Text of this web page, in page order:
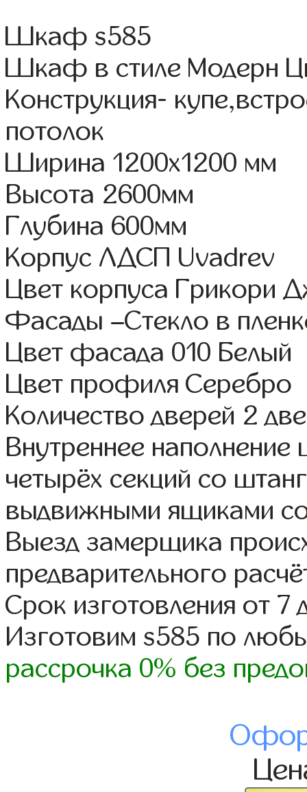
Шкаф s585
Шкаф в стиле Модерн
Конструкция-
потолок
Ширина 1200x1200 мм
Высота 2600мм
Глубина 600мм
Корпус ЛДСП Uvadrev
Цвет корпуса Грикори
Фасады –Стекло в
Цвет фасада 010 Белый
Цвет профиля Серебро
Количество дверей 2
Внутреннее
четырёх секций со
выдвижными ящиками
Выезд замерщика
предварительного
Срок изготовления от 7
Изготовим s585 по
рассрочка 0% без